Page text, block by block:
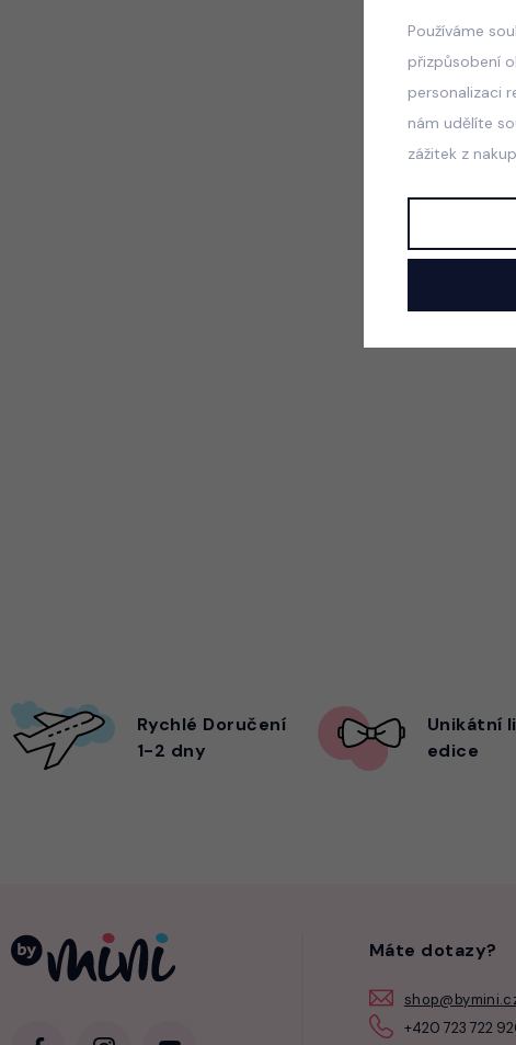
Rychlé Doručení
1-2 dny
Unikátní
edice
Máte dotazy?
+420 723 722
Používáme
přizpůsobení
personalizaci
nám udělíte
zážitek z